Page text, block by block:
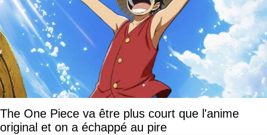
The One Piece va être plus court que l'anime
original et on a échappé au pire